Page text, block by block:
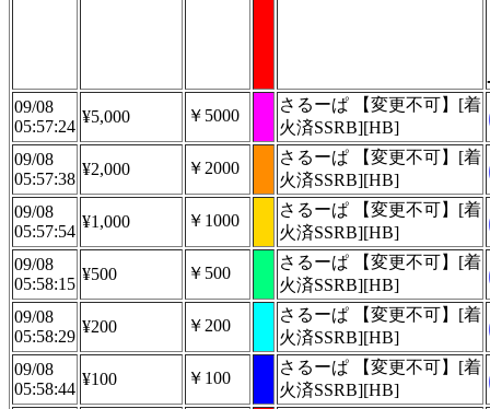
09/08
05:57:24
¥5,000 ￥5000
さるーぱ 【変更不可】[着
火済SSRB][HB]
09/08
05:57:38
¥2,000 ￥2000
さるーぱ 【変更不可】[着
火済SSRB][HB]
09/08
05:57:54
¥1,000 ￥1000
さるーぱ 【変更不可】[着
火済SSRB][HB]
09/08
05:58:15
¥500 ￥500
さるーぱ 【変更不可】[着
火済SSRB][HB]
09/08
05:58:29
¥200 ￥200
さるーぱ 【変更不可】[着
火済SSRB][HB]
09/08
05:58:44
¥100 ￥100
さるーぱ 【変更不可】[着
火済SSRB][HB]